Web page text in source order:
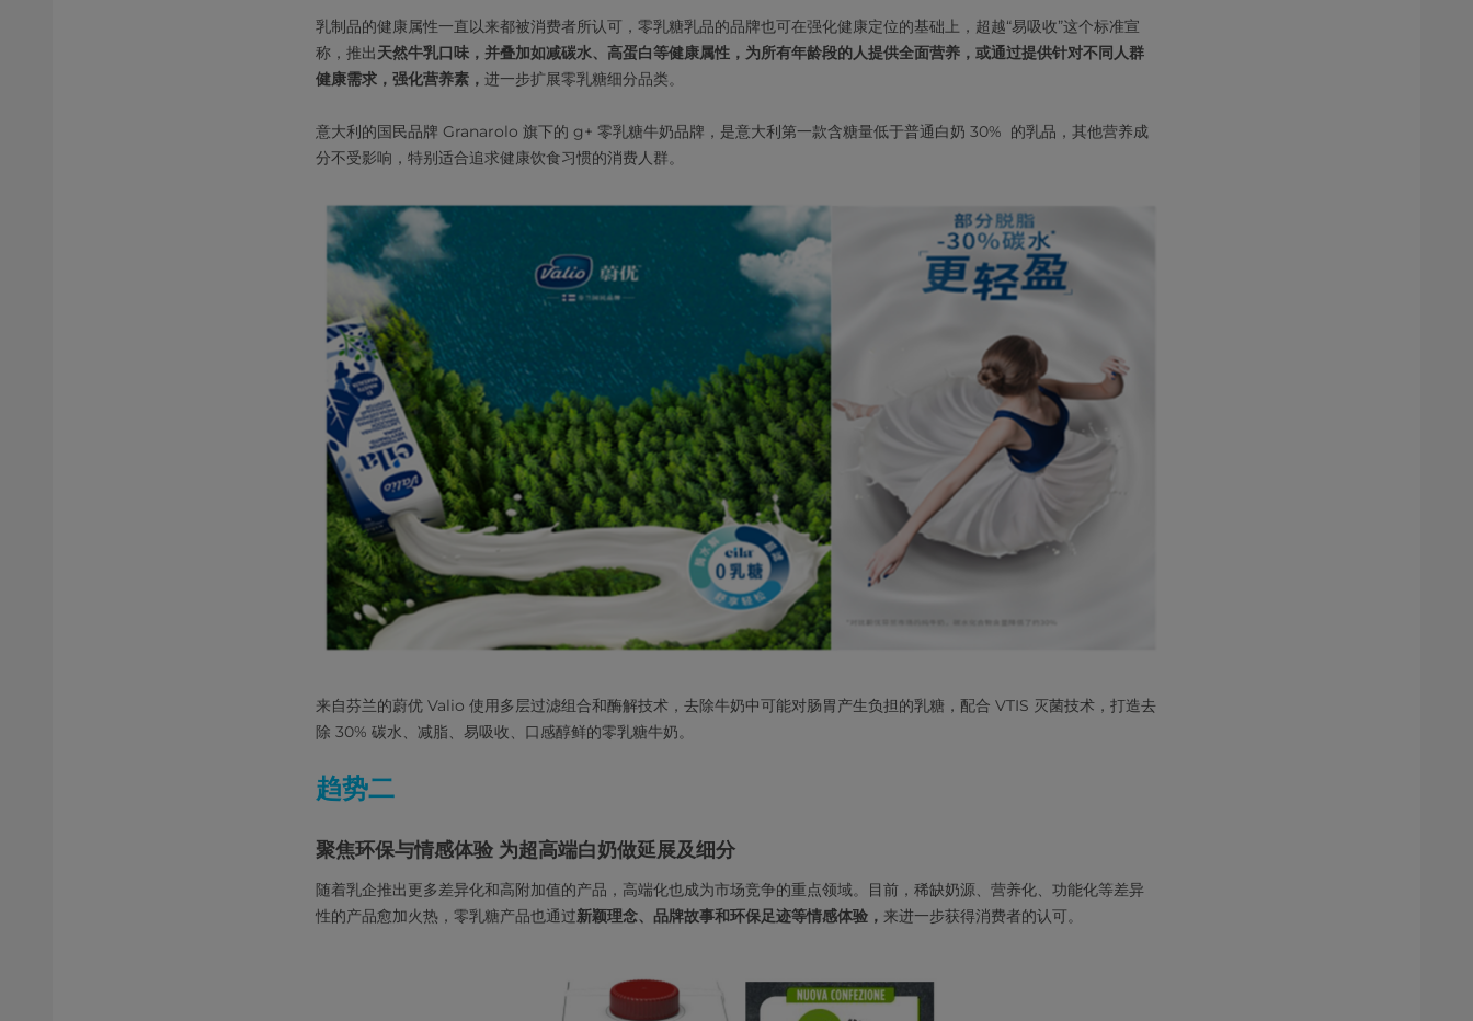
乳制品的健康属性一直以来都被消费者所认可，零乳糖乳品的品牌也可在强化健康定位的基础上，超越“易吸收”这个标准宣
称，推出天然牛乳口味，并叠加如减碳水、高蛋白等健康属性，为所有年龄段的人提供全面营养，或通过提供针对不同人群
健康需求，强化营养素， 进一步扩展零乳糖细分品类。
意大利的国民品牌 Granarolo 旗下的 g+ 零乳糖牛奶品牌，是意大利第一款含糖量低于普通白奶 30% 的乳品，其他营养成
分不受影响，特别适合追求健康饮食习惯的消费人群。
来自芬兰的蔚优 Valio 使用多层过滤组合和酶解技术，去除牛奶中可能对肠胃产生负担的乳糖，配合 VTIS 灭菌技术，打造去
除 30% 碳水、减脂、易吸收、口感醇鲜的零乳糖牛奶。
趋势二
聚焦环保与情感体验 为超高端白奶做延展及细分
随着乳企推出更多差异化和高附加值的产品，高端化也成为市场竞争的重点领域。目前，稀缺奶源、营养化、功能化等差异
性的产品愈加火热，零乳糖产品也通过新颖理念、品牌故事和环保足迹等情感体验， 来进一步获得消费者的认可。